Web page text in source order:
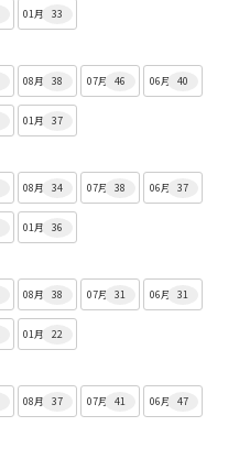
01月 33
08月 38 07月 46 06月 40
01月 37
08月 34 07月 38 06月 37
01月 36
08月 38 07月 31 06月 31
01月 22
08月 37 07月 41 06月 47